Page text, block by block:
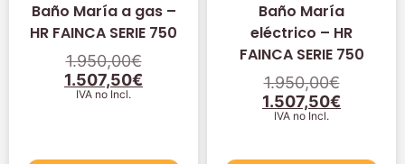
Baño María a gas –
HR FAINCA SERIE 750
1.950,00€
1.507,50€
IVA no Incl.
Baño María
eléctrico – HR
FAINCA SERIE 750
1.950,00€
1.507,50€
IVA no Incl.